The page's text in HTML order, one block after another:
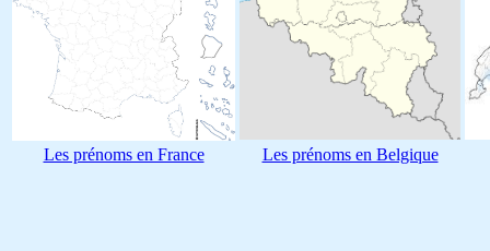
Les prénoms en France Les prénoms en Belgique